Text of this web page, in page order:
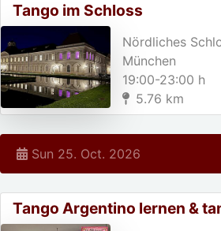
Tango im Schloss
Nördliches
München
19:00-23:00 h
5.76 km
Sun 25. Oct. 2026
Tango Argentino lernen &